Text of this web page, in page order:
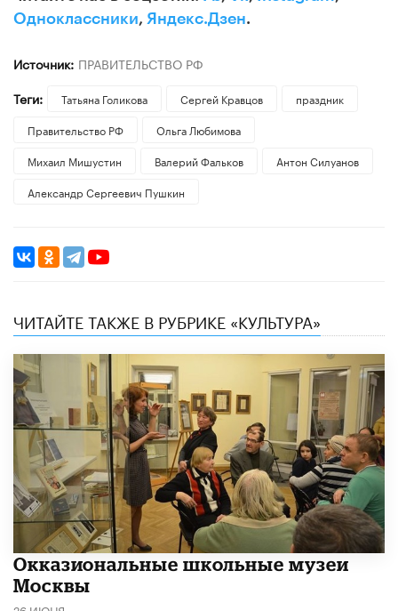
Одноклассники, Яндекс.Дзен.
Источник: ПРАВИТЕЛЬСТВО РФ
Теги:
​Татьяна Голикова Сергей Кравцов
праздник
Правительство РФ
Ольга Любимова
Михаил Мишустин
Валерий Фальков
Антон Силуанов
Александр Сергеевич Пушкин
ЧИТАЙТЕ ТАКЖЕ В РУБРИКЕ «КУЛЬТУРА»
​Окказиональные школьные музеи
Москвы